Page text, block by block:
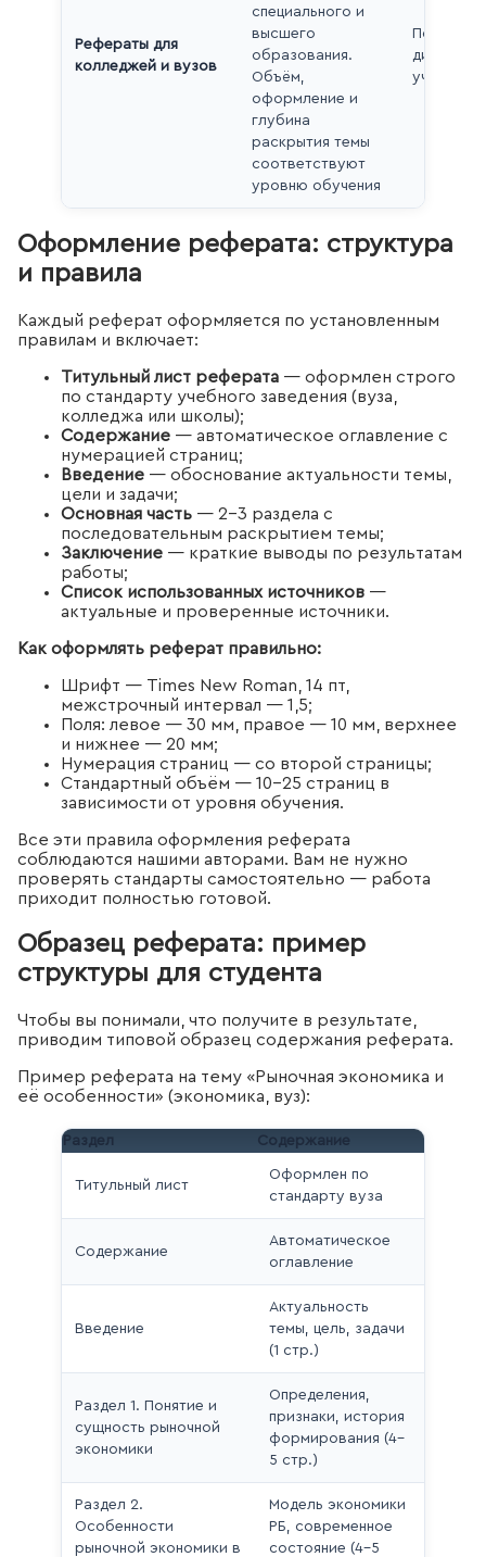
Рефераты для
колледжей и вузов
специального и
высшего
образования.
Объём,
оформление и
глубина
раскрытия темы
соответствуют
уровню обучения
По любой
учебного
Оформление реферата: структура
и правила
Каждый реферат оформляется по установленным
правилам и включает:
Титульный лист реферата — оформлен строго
по стандарту учебного заведения (вуза,
колледжа или школы);
Содержание — автоматическое оглавление с
нумерацией страниц;
Введение — обоснование актуальности темы,
цели и задачи;
Основная часть — 2–3 раздела с
последовательным раскрытием темы;
Заключение — краткие выводы по результатам
работы;
Список использованных источников —
актуальные и проверенные источники.
Как оформлять реферат правильно:
Шрифт — Times New Roman, 14 пт,
межстрочный интервал — 1,5;
Поля: левое — 30 мм, правое — 10 мм, верхнее
и нижнее — 20 мм;
Нумерация страниц — со второй страницы;
Стандартный объём — 10–25 страниц в
зависимости от уровня обучения.
Все эти правила оформления реферата
соблюдаются нашими авторами. Вам не нужно
проверять стандарты самостоятельно — работа
приходит полностью готовой.
Образец реферата: пример
структуры для студента
Чтобы вы понимали, что получите в результате,
приводим типовой образец содержания реферата.
Пример реферата на тему «Рыночная экономика и
её особенности» (экономика, вуз):
Раздел Содержание
Титульный лист
Оформлен по
стандарту вуза
Содержание
Автоматическое
оглавление
Введение
Актуальность
темы, цель, задачи
(1 стр.)
Раздел 1. Понятие и
сущность рыночной
экономики
Определения,
признаки, история
формирования (4–
5 стр.)
Раздел 2.
Особенности
рыночной экономики в
Модель экономики
РБ, современное
состояние (4–5